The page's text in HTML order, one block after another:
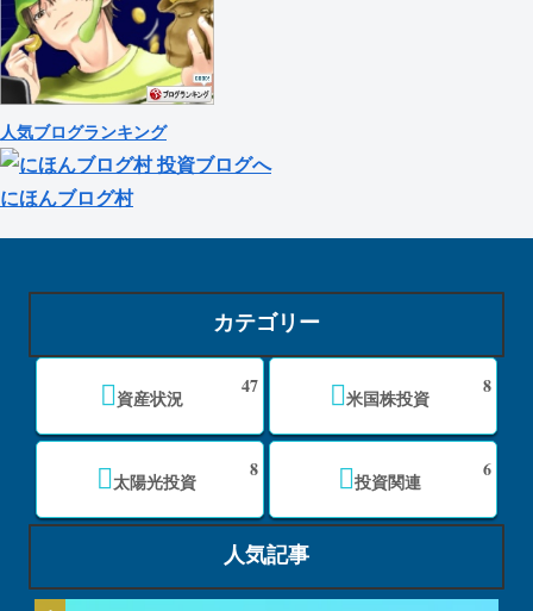
人気ブログランキング
にほんブログ村
カテゴリー
資産状況
47
米国株投資
8
太陽光投資
8
投資関連
6
人気記事